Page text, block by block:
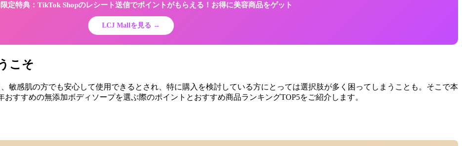
定特典：TikTok Shopのレシート送信でポイントがもらえる！お得に美容商品をゲット
LCJ Mallを見る →
こそ
敏感肌の方でも安心して使用できるとされ、特に購入を検討している方にとっては選択肢が多く困ってしまうことも。そこで本
すすめの無添加ボディソープを選ぶ際のポイントとおすすめ商品ランキングTOP5をご紹介します。